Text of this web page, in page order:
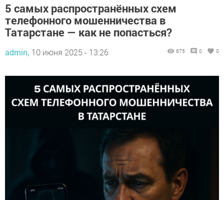
5 самых распространённых схем
телефонного мошенничества в
Татарстане — как не попасться?
admin, 10 июня 2025 - 13:26 675 0 0